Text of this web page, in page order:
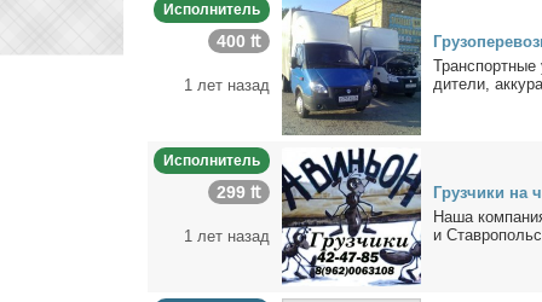
Исполнитель
400 ₶
1 лет назад
ди­те­ли,
Исполнитель
299 ₶
1 лет назад
Груз­чи­ки на
На­ша
и